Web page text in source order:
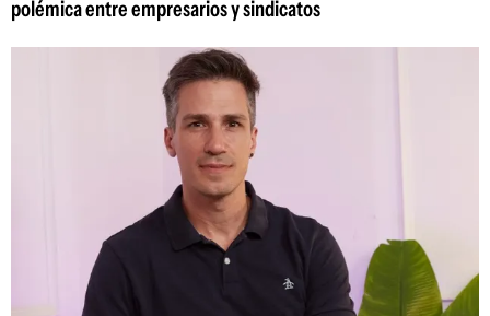
polémica entre empresarios y sindicatos